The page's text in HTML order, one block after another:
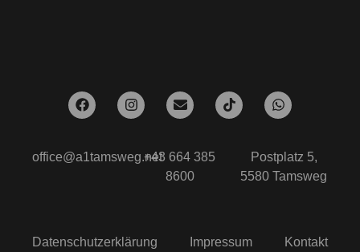
office@a1tamsweg.net+43 664 385
8600
Postplatz 5,
5580 Tamsweg
Datenschutzerklärung Impressum Kontakt